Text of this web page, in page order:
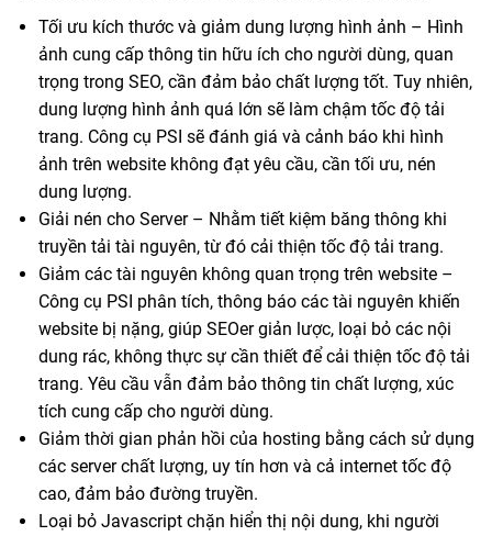
Tối ưu kích thước và giảm dung lượng hình ảnh – Hình
ảnh cung cấp thông tin hữu ích cho người dùng, quan
trọng trong SEO, cần đảm bảo chất lượng tốt. Tuy nhiên,
dung lượng hình ảnh quá lớn sẽ làm chậm tốc độ tải
trang. Công cụ PSI sẽ đánh giá và cảnh báo khi hình
ảnh trên website không đạt yêu cầu, cần tối ưu, nén
dung lượng.
Giải nén cho Server – Nhằm tiết kiệm băng thông khi
truyền tải tài nguyên, từ đó cải thiện tốc độ tải trang.
Giảm các tài nguyên không quan trọng trên website –
Công cụ PSI phân tích, thông báo các tài nguyên khiến
website bị nặng, giúp SEOer giản lược, loại bỏ các nội
dung rác, không thực sự cần thiết để cải thiện tốc độ tải
trang. Yêu cầu vẫn đảm bảo thông tin chất lượng, xúc
tích cung cấp cho người dùng.
Giảm thời gian phản hồi của hosting bằng cách sử dụng
các server chất lượng, uy tín hơn và cả internet tốc độ
cao, đảm bảo đường truyền.
Loại bỏ Javascript chặn hiển thị nội dung, khi người